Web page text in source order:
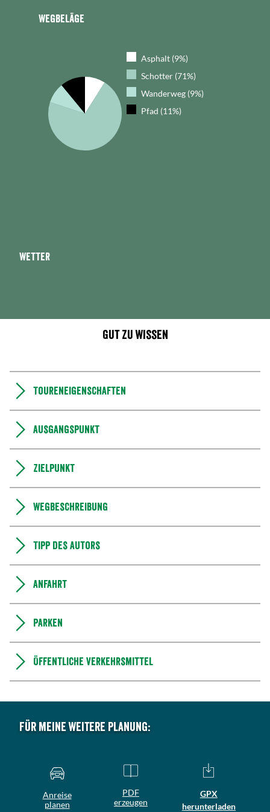
Wegbeläge
Asphalt (9%)
Schotter (71%)
Wanderweg (9%)
Pfad (11%)
Wetter
Gut zu wissen
Toureneigenschaften
Ausgangspunkt
Zielpunkt
Wegbeschreibung
Tipp des Autors
Anfahrt
Parken
Öffentliche Verkehrsmittel
Für meine weitere Planung:
Anreise
planen
PDF
erzeugen
GPX
herunterladen